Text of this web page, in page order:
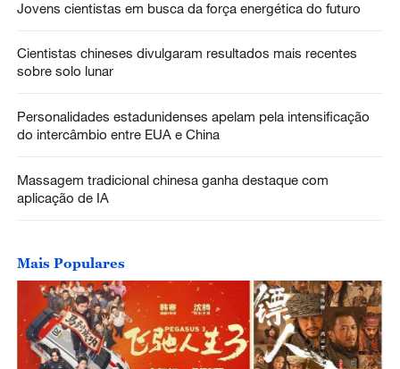
Jovens cientistas em busca da força energética do futuro
Cientistas chineses divulgaram resultados mais recentes
sobre solo lunar
Personalidades estadunidenses apelam pela intensificação
do intercâmbio entre EUA e China
Massagem tradicional chinesa ganha destaque com
aplicação de IA
Mais Populares